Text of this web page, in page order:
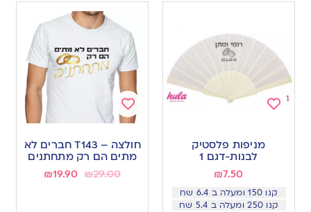
wishlist
מניפות פלסטיק
לבנות-דגם 1
₪7.50
קנו 150 ומעלה ב 6.4 שח
קנו 250 ומעלה ב 5.4 שח
Add
to
wishlist
חולצה – T143 חברים לא
מתים הם רק מתחתנים
₪29.00
₪19.90